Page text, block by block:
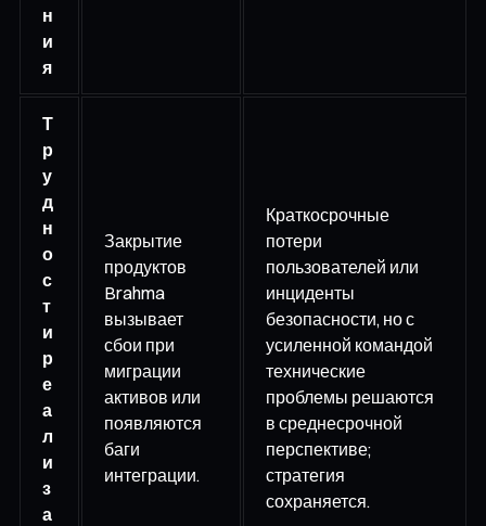
н
и
я
Т
р
у
д
н
о
с
т
и
р
е
а
л
и
з
а
Закрытие
продуктов
Brahma
вызывает
сбои при
миграции
активов или
появляются
баги
интеграции.
Краткосрочные
потери
пользователей или
инциденты
безопасности, но с
усиленной командой
технические
проблемы решаются
в среднесрочной
перспективе;
стратегия
сохраняется.